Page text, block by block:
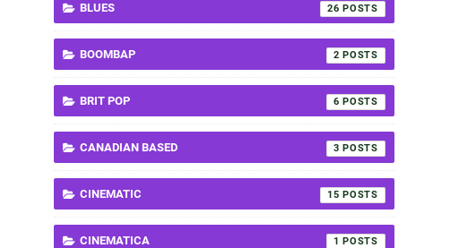
BLUES 26
BOOMBAP 2
BRIT POP 6
CANADIAN BASED 3
CINEMATIC 15
CINEMATICA 1